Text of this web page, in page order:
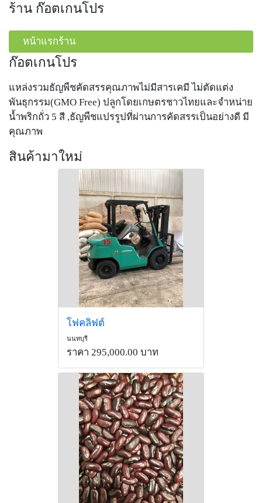
ร้าน ก๊อตเกนโปร
หน้าแรกร้าน
ก๊อตเกนโปร
แหล่งรวมธัญพืชคัดสรรคุณภาพไม่มีสารเคมี ไม่ตัดแต่ง
พันธุกรรม(GMO Free) ปลูกโดยเกษตรชาวไทยและจำหน่าย
น้ำพริกถั่ว 5 สี ,ธัญพืชแปรรูปที่ผ่านการคัดสรรเป็นอย่างดี มี
คุณภาพ
สินค้ามาใหม่
โฟคลิฟต์
นนทบุรี
ราคา 295,000.00 บาท